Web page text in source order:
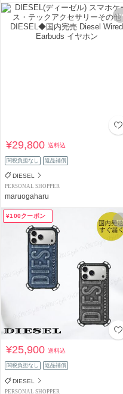
¥29,800送料込
関税負担なし 返品補償
DIESEL
PERSONAL SHOPPER
maruogaharu
¥100クーポン
¥25,900送料込
関税負担なし 返品補償
DIESEL
PERSONAL SHOPPER